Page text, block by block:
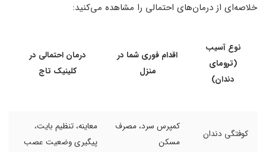
خلاصه‌ای از درمان‌های احتمالی را مشاهده می‌کنید:
نوع آسیب
(ترومای
دندان)
اقدام فوری شما در
منزل
درمان احتمالی در
کلینیک تاج
کوفتگی دندان
کمپرس سرد، مصرف
مسکن
معاینه، تنظیم بایت،
پیگیری وضعیت عصب